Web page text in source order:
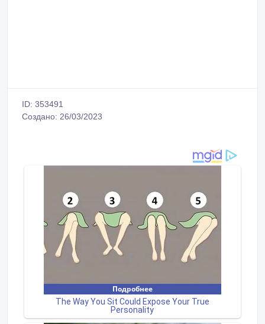
ID: 353491
Создано: 26/03/2023